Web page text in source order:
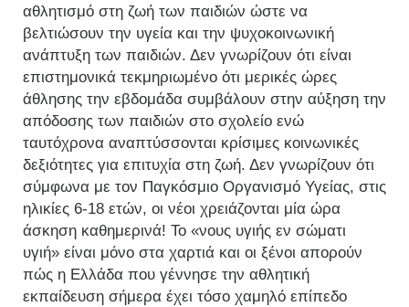
αθλητισμό στη ζωή των παιδιών ώστε να
βελτιώσουν την υγεία και την ψυχοκοινωνική
ανάπτυξη των παιδιών. Δεν γνωρίζουν ότι είναι
επιστημονικά τεκμηριωμένο ότι μερικές ώρες
άθλησης την εβδομάδα συμβάλουν στην αύξηση την
απόδοσης των παιδιών στο σχολείο ενώ
ταυτόχρονα αναπτύσσονται κρίσιμες κοινωνικές
δεξιότητες για επιτυχία στη ζωή. Δεν γνωρίζουν ότι
σύμφωνα με τον Παγκόσμιο Οργανισμό Υγείας, στις
ηλικίες 6-18 ετών, οι νέοι χρειάζονται μία ώρα
άσκηση καθημερινά! Το «νους υγιής εν σώματι
υγιή» είναι μόνο στα χαρτιά και οι ξένοι απορούν
πώς η Ελλάδα που γέννησε την αθλητική
εκπαίδευση σήμερα έχει τόσο χαμηλό επίπεδο